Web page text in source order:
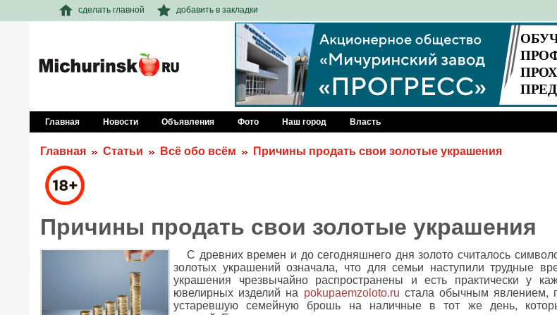
сделать главной добавить в закладки
Главная Новости Объявления Фото Наш город Власть
Главная Статьи Всё обо всём Причины продать свои золотые украшения
Причины продать свои золотые украшения
С древних времен и до сегодняшнего дня золото считалось
золотых украшений означала, что для семьи наступили трудные
украшения чрезвычайно распространены и есть практически у
ювелирных изделий на pokupaemzoloto.ru стала обычным явлением,
устаревшую семейную брошь на наличные в тот же день,